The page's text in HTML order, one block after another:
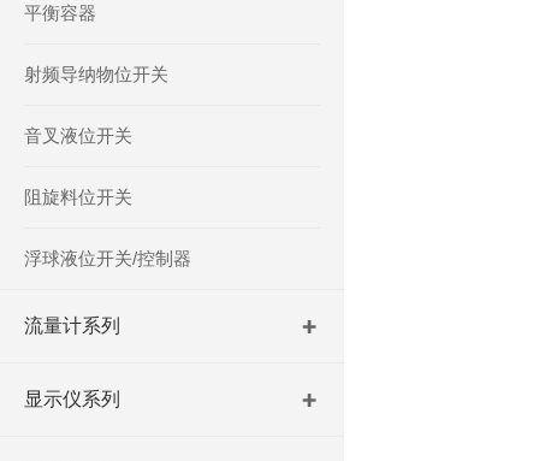
平衡容器
射频导纳物位开关
音叉液位开关
阻旋料位开关
浮球液位开关/控制器
流量计系列
显示仪系列